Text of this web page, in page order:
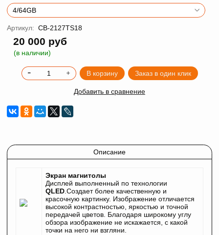
Артикул: CB-2127TS18
20 000 руб
(в наличии)
В корзину Заказ в один клик
Добавить в сравнение
Описание
Экран магнитолы
Дисплей выполненный по технологии
QLED .Создает более качественную и
красочную картинку. Изображение отличается
высокой контрастностью, яркостью и точной
передачей цветов. Благодаря широкому углу
обзора изображение не искажается, с какой
точки на него ни взгляни.